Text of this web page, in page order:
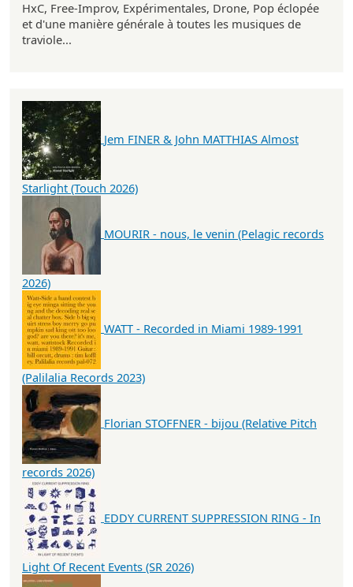
HxC, Free-Improv, Expérimentales, Drone, Pop éclopée
et d'une manière générale à toutes les musiques de
traviole...
Jem FINER & John MATTHIAS Almost
Starlight (Touch 2026)
MOURIR - nous, le venin (Pelagic records
2026)
WATT - Recorded in Miami 1989-1991
(Palilalia Records 2023)
Florian STOFFNER - bijou (Relative Pitch
records 2026)
EDDY CURRENT SUPPRESSION RING - In
Light Of Recent Events (SR 2026)